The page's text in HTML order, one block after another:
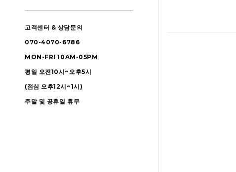
고객센터 & 상담문의
070-4070-6786
MON-FRI 10AM-05PM
평일 오전10시~오후5시
(점심 오후12시~1시)
주말 및 공휴일 휴무